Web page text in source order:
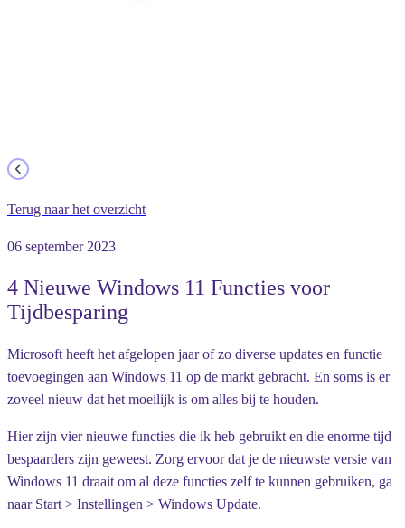
Terug naar het overzicht
06 september 2023
4 Nieuwe Windows 11 Functies voor
Tijdbesparing
Microsoft heeft het afgelopen jaar of zo diverse updates en functie
toevoegingen aan Windows 11 op de markt gebracht. En soms is er
zoveel nieuw dat het moeilijk is om alles bij te houden.
Hier zijn vier nieuwe functies die ik heb gebruikt en die enorme tijd
bespaarders zijn geweest. Zorg ervoor dat je de nieuwste versie van
Windows 11 draait om al deze functies zelf te kunnen gebruiken, ga
naar Start > Instellingen > Windows Update.